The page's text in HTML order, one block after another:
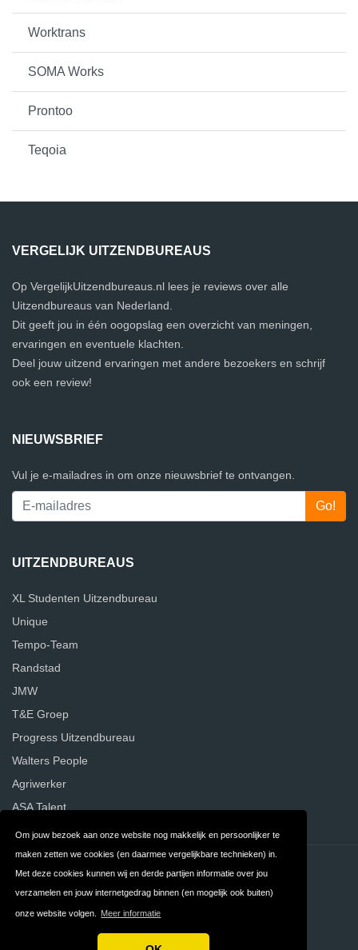
Om jouw bezoek aan onze website nog makkelijk en persoonlijker te
maken zetten we cookies (en daarmee vergelijkbare technieken) in.
Met deze cookies kunnen wij en derde partijen informatie over jou
verzamelen en jouw internetgedrag binnen (en mogelijk ook buiten)
onze website volgen. Meer informatie
Worktrans
SOMA Works
Prontoo
Teqoia
VERGELIJK UITZENDBUREAUS
Op VergelijkUitzendbureaus.nl lees je reviews over alle
Uitzendbureaus van Nederland.
Dit geeft jou in één oogopslag een overzicht van meningen,
ervaringen en eventuele klachten.
Deel jouw uitzend ervaringen met andere bezoekers en schrijf
ook een review!
NIEUWSBRIEF
Vul je e-mailadres in om onze nieuwsbrief te ontvangen.
UITZENDBUREAUS
XL Studenten Uitzendbureau
Unique
Tempo-Team
Randstad
JMW
T&E Groep
Progress Uitzendbureau
Walters People
Agriwerker
ASA Talent
Contact Privacy
Algemene FAQ